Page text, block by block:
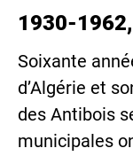
1930-
Soixante
d’Algérie et
des Antibois
municipales